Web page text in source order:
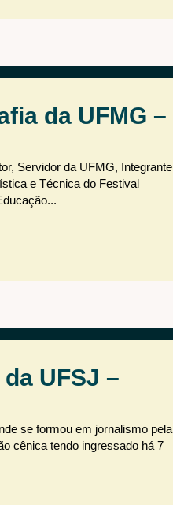
da UFMG –
Servidor da UFMG, Integrante
e Técnica do Festival
UFSJ –
se formou em jornalismo pela
cênica tendo ingressado há 7